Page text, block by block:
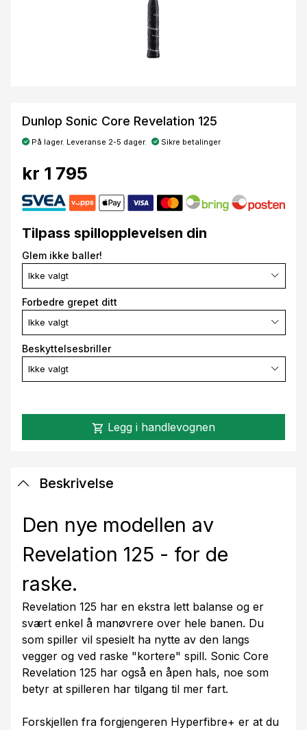
Dunlop Sonic Core Revelation 125
På lager. Leveranse 2-5 dager. Sikre betalinger
kr 1 795
Tilpass spillopplevelsen din
Glem ikke baller!
Ikke valgt
Forbedre grepet ditt
Ikke valgt
Beskyttelsesbriller
Ikke valgt
shopping_cart Legg i handlevognen
Beskrivelse
Den nye modellen av
Revelation 125 - for de
raske.
Revelation 125 har en ekstra lett balanse og er
svært enkel å manøvrere over hele banen. Du
som spiller vil spesielt ha nytte av den langs
vegger og ved raske "kortere" spill. Sonic Core
Revelation 125 har også en åpen hals, noe som
betyr at spilleren har tilgang til mer fart.
Forskjellen fra forgjengeren Hyperfibre+ er at du